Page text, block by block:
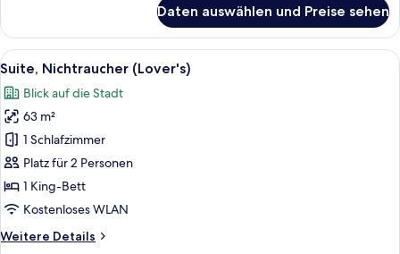
View
Non-
Smoking
anzeigen
Forest
South
View
Non-
Smoking
Daten auswählen und Preise sehen
Alle
Fotos
für
Suite,
Nichtraucher
(Lover's)
anzeigen
Ein modernes Wohnzimmer mit
9
Suite, Nichtraucher (Lover's)
Blick auf die Stadt
63 m²
1 Schlafzimmer
Platz für 2 Personen
1 King-Bett
Kostenloses WLAN
Weitere Details
Weitere